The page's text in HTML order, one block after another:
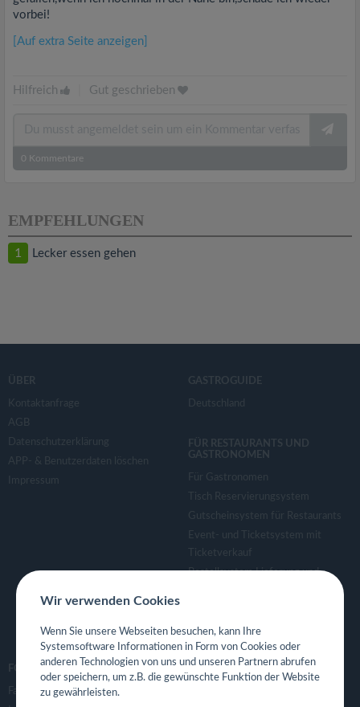
vorbei!
[Auf extra Seite anzeigen]
Hilfreich Gut geschrieben
0 Kommentare
EMPFEHLUNGEN
1 Lecker essen gehen
ÜBER
Kontaktanfrage
AGB
Datenschutzerklärung
APP- & Benutzerdaten löschen
Impressum
GASTROGUIDE
Deutschland
FÜR RESTAURANTS UND
GASTRONOMEN
Für Gastronomen
Tisch Reservierungsystem
Gutscheinsystem für Restaurants
Event- und Ticketsystem mit
Ticketverkauf
Bestellsystem Lieferung und
Eigene App für Restaurant
FOLGE UNS
Facebook
Wir verwenden Cookies
Wenn Sie unsere Webseiten besuchen, kann Ihre
Systemsoftware Informationen in Form von Cookies oder
anderen Technologien von uns und unseren Partnern abrufen
oder speichern, um z.B. die gewünschte Funktion der Website
zu gewährleisten.